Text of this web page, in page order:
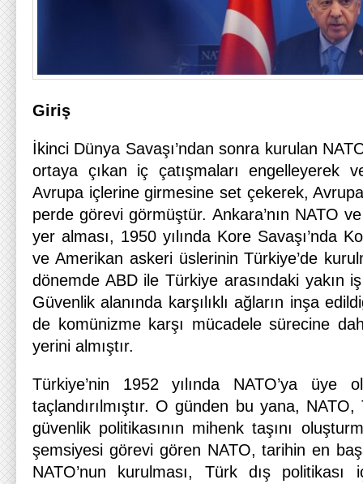
Giriş
İkinci Dünya Savaşı’ndan sonra kurulan
ortaya çıkan iç çatışmaları engelleyerek
Avrupa içlerine girmesine set çekerek,
perde görevi görmüştür. Ankara’nın NATO
yer alması, 1950 yılında Kore Savaşı’nda
ve Amerikan askeri üslerinin Türkiye’de
dönemde ABD ile Türkiye arasındaki yakın
Güvenlik alanında karşılıklı ağların inşa
de komünizme karşı mücadele sürecine
yerini almıştır.
Türkiye’nin 1952 yılında NATO’ya üye
taçlandırılmıştır. O günden bu yana,
güvenlik politikasının mihenk taşını
şemsiyesi görevi gören NATO, tarihin en
NATO’nun kurulması, Türk dış